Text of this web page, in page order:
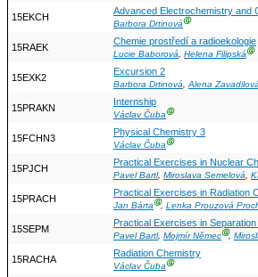
15EKCH
Advanced Electrochemistry and
Barbora DrtinováⒼ
15RAEK
Chemie prostředí a radioekologie
Lucie Baborová, Helena FilipskáⒼ
15EXK2
Excursion 2
Barbora Drtinová,Alena
15PRAKN
Internship
Václav ČubaⒼ
15FCHN3
Physical Chemistry 3
Václav ČubaⒼ
15PJCH
Practical Exercises in Nuclear
Pavel Bartl, Miroslava Semelová,
15PRACH
Practical Exercises in Radiation
Jan BártaⒼ, Lenka Prouzová
15SEPM
Practical Exercises in
Pavel Bartl, Mojmír NěmecⒼ,
15RACHA
Radiation Chemistry
Václav ČubaⒼ